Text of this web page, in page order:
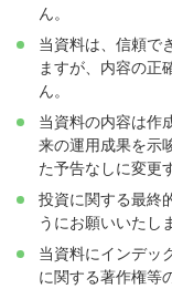
ん。
当資料は、信頼で
ますが、内容の正
ん。
当資料の内容は作
来の運用成果を示
た予告なしに変更
投資に関する最終
うにお願いいたし
当資料にインデッ
に関する著作権等